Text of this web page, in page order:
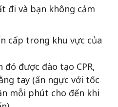
đi và bạn không cảm
cấp trong khu vực của
đó được đào tạo CPR,
tay (ấn ngực với tốc
mỗi phút cho đến khi